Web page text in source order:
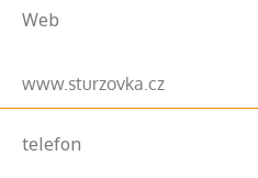
Web
www.sturzovka.cz
telefon